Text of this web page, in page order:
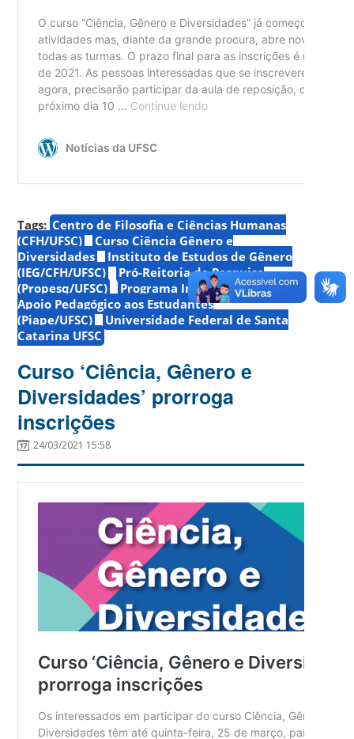
Tags: Centro de Filosofia e Ciências Humanas
(CFH/UFSC)
Curso Ciência Gênero e
Diversidades
Instituto de Estudos de Gênero
(IEG/CFH/UFSC)
Pró-Reitoria de Pesquisa
(Propesq/UFSC)
Programa Institucional de
Apoio Pedagógico aos Estudantes
(Piape/UFSC)
Universidade Federal de Santa
Catarina UFSC
Curso ‘Ciência, Gênero e
Diversidades’ prorroga
inscrições
24/03/2021 15:58